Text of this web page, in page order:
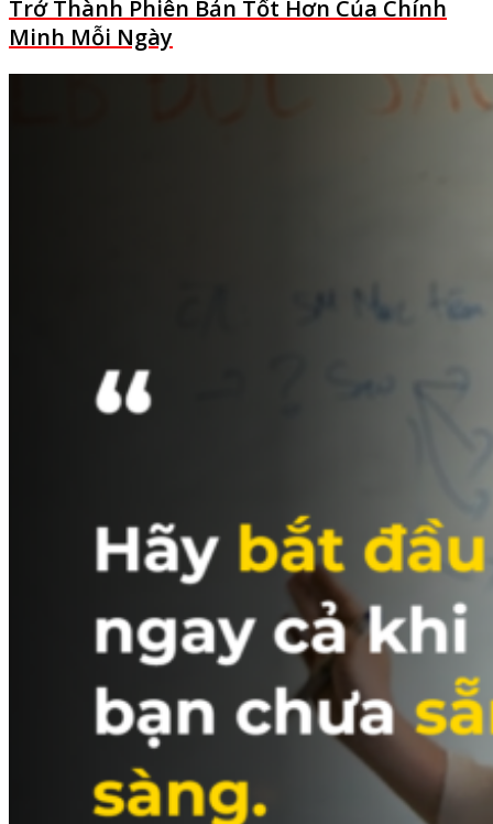
Trở Thành Phiên Bản Tốt Hơn Của Chính
Minh Mỗi Ngày